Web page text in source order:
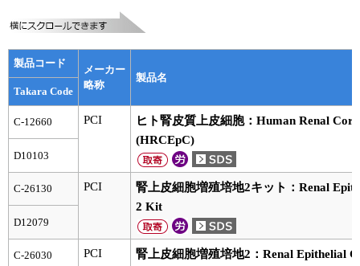
テクニカルサポートライン
ラーニングセンター
実験ガイド
リアルタイムPCR実験ガイド
遺伝子検査ガイド（食品・水質・家畜他）
幹細胞・再生医療研究ガイド
製品コード
メーカー
略称
製品名
Takara Code
C-12660 PCI
ヒト腎皮質上皮細胞：Human Renal
(HRCEpC)
D10103
C-26130 PCI
腎上皮細胞増殖培地2キット：Renal
2 Kit
D12079
C-26030 PCI
腎上皮細胞増殖培地2：Renal Epithelial